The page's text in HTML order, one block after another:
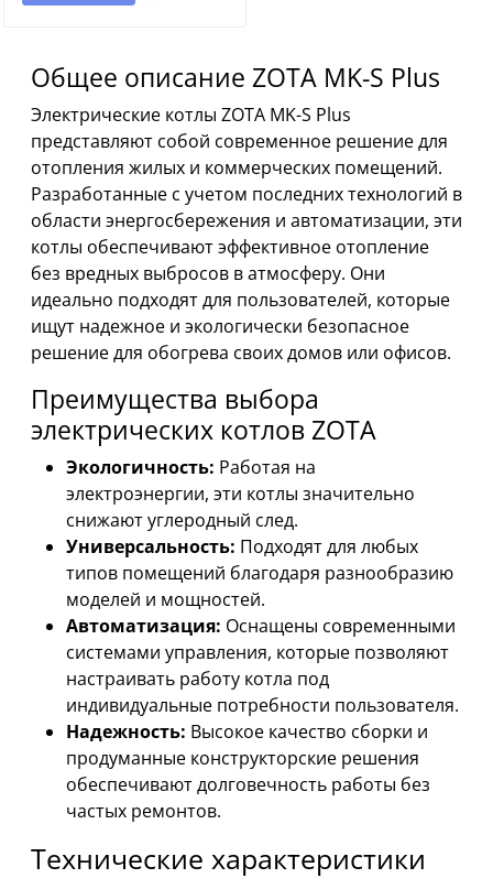
Общее описание ZOTA MK-S Plus
Электрические котлы ZOTA MK-S Plus
представляют собой современное решение для
отопления жилых и коммерческих помещений.
Разработанные с учетом последних технологий в
области энергосбережения и автоматизации, эти
котлы обеспечивают эффективное отопление
без вредных выбросов в атмосферу. Они
идеально подходят для пользователей, которые
ищут надежное и экологически безопасное
решение для обогрева своих домов или офисов.
Преимущества выбора
электрических котлов ZOTA
Экологичность: Работая на
электроэнергии, эти котлы значительно
снижают углеродный след.
Универсальность: Подходят для любых
типов помещений благодаря разнообразию
моделей и мощностей.
Автоматизация: Оснащены современными
системами управления, которые позволяют
настраивать работу котла под
индивидуальные потребности пользователя.
Надежность: Высокое качество сборки и
продуманные конструкторские решения
обеспечивают долговечность работы без
частых ремонтов.
Технические характеристики